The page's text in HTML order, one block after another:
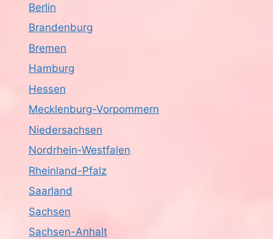
Berlin
Brandenburg
Bremen
Hamburg
Hessen
Mecklenburg-Vorpommern
Niedersachsen
Nordrhein-Westfalen
Rheinland-Pfalz
Saarland
Sachsen
Sachsen-Anhalt